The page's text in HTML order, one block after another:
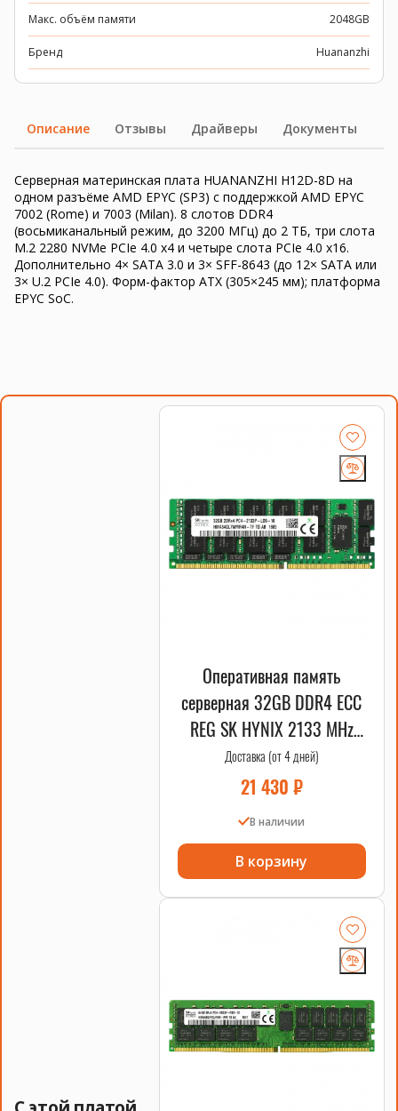
Макс. объём памяти 2048GB
Бренд Huananzhi
Описание Отзывы Драйверы Документы
Серверная материнская плата HUANANZHI H12D-8D на
одном разъёме AMD EPYC (SP3) с поддержкой AMD EPYC
7002 (Rome) и 7003 (Milan). 8 слотов DDR4
(восьмиканальный режим, до 3200 МГц) до 2 ТБ, три слота
M.2 2280 NVMe PCIe 4.0 x4 и четыре слота PCIe 4.0 x16.
Дополнительно 4× SATA 3.0 и 3× SFF-8643 (до 12× SATA или
3× U.2 PCIe 4.0). Форм-фактор ATX (305×245 мм); платформа
EPYC SoC.
Оперативная память
серверная 32GB DDR4 ECC
REG SK HYNIX 2133 MHz
2DRx4 HPE OEM
Доставка (от 4 дней)
21 430 ₽
В наличии
В корзину